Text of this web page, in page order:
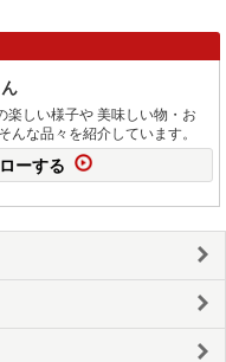
楽しい様子や 美味しい物・お
んな品々を紹介しています。
ーする